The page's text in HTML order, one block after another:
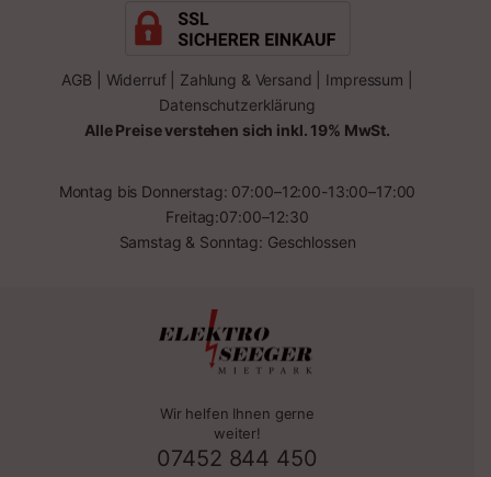
AGB Widerruf| Zahlung & Versand Impressum
Datenschutzerklärung
Alle Preise verstehen sich inkl. 19% MwSt.
Montag bis Donnerstag: 07:00–12:00-13:00–17:00
Freitag:07:00–12:30
Samstag & Sonntag: Geschlossen
Wir helfen Ihnen gerne
weiter!
07452 844 450